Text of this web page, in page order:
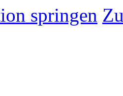
springen